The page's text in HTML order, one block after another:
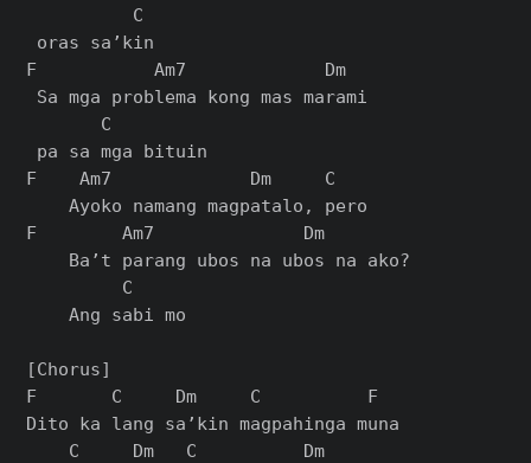
          C
oras sa’kin
F           Am7             Dm
Sa mga problema kong mas marami
       C
pa sa mga bituin
F    Am7             Dm     C
    Ayoko namang magpatalo, pero
F        Am7              Dm
    Ba’t parang ubos na ubos na ako?
         C
    Ang sabi mo
[Chorus]
F       C     Dm     C          F
Dito ka lang sa’kin magpahinga muna
    C     Dm   C          Dm